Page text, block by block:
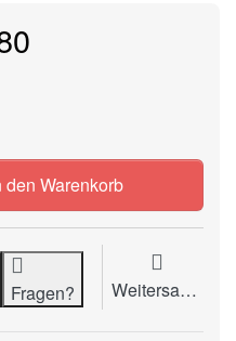
(Macro-Linie) zu
den Warenkorb
Fragen? Weitersagen